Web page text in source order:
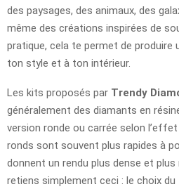
des paysages, des animaux, des
même des créations inspirées de
pratique, cela te permet de produire
ton style et à ton intérieur.
Les kits proposés par Trendy
généralement des diamants en
version ronde ou carrée selon
ronds sont souvent plus rapides à
donnent un rendu plus dense et
retiens simplement ceci : le choix